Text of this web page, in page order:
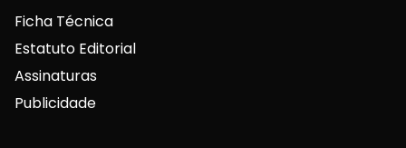
Ficha Técnica
Estatuto Editorial
Assinaturas
Publicidade